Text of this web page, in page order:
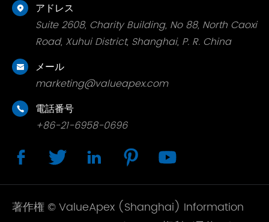

アドレス
Suite 2608, Charity Building, No 88, North Caoxi
Road, Xuhui District, Shanghai, P. R. China

メール
marketing@valueapex.com

電話番号
+86-21-6958-0696
    
著作権 ©ValueApex (Shanghai) Information